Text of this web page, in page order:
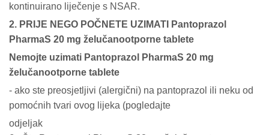
kontinuirano liječenje s NSAR.
2. PRIJE NEGO POČNETE UZIMATI Pantoprazol
PharmaS 20 mg želučanootporne tablete
Nemojte uzimati Pantoprazol PharmaS 20 mg
želučanootporne tablete
- ako ste preosjetljivi (alergični) na pantoprazol ili neku od
pomoćnih tvari ovog lijeka (pogledajte
odjeljak